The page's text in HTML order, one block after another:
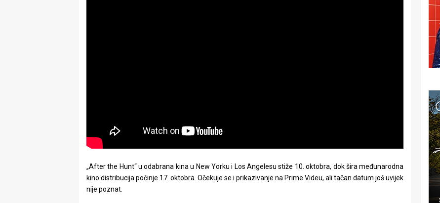
„After the Hunt“ u odabrana kina u New Yorku i Los Angelesu stiže 10. oktobra, dok šira međunarodna
kino distribucija počinje 17. oktobra. Očekuje se i prikazivanje na Prime Videu, ali tačan datum još uvijek
nije poznat.